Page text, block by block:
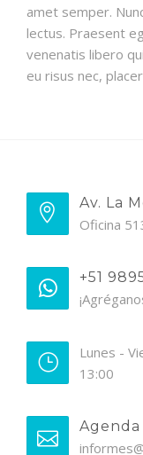
amet semper.
lectus. Praesent
venenatis libero
eu risus nec,
Av. La
Oficina
+51
Lunes -
13:00